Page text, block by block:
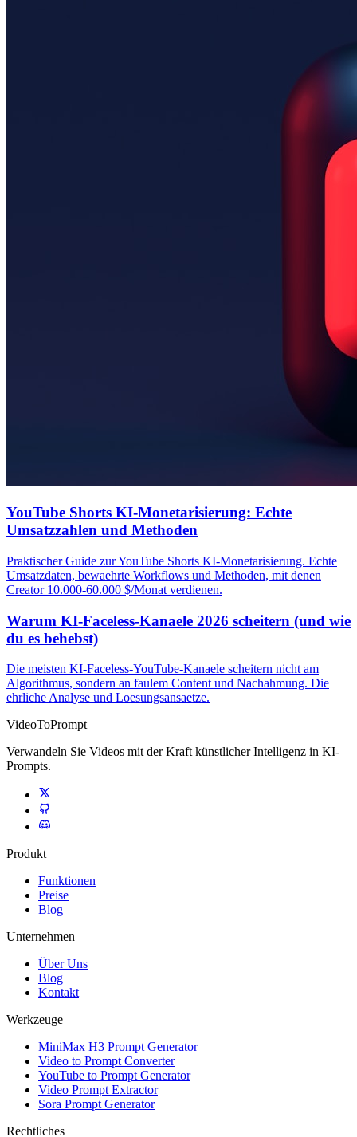
YouTube Shorts KI-Monetarisierung: Echte
Umsatzzahlen und Methoden
Praktischer Guide zur YouTube Shorts KI-Monetarisierung. Echte
Umsatzdaten, bewaehrte Workflows und Methoden, mit denen
Creator 10.000-60.000 $/Monat verdienen.
Warum KI-Faceless-Kanaele 2026 scheitern (und wie
du es behebst)
Die meisten KI-Faceless-YouTube-Kanaele scheitern nicht am
Algorithmus, sondern an faulem Content und Nachahmung. Die
ehrliche Analyse und Loesungsansaetze.
VideoToPrompt
Verwandeln Sie Videos mit der Kraft künstlicher Intelligenz in KI-
Prompts.
Produkt
Funktionen
Preise
Blog
Unternehmen
Über Uns
Blog
Kontakt
Werkzeuge
MiniMax H3 Prompt Generator
Video to Prompt Converter
YouTube to Prompt Generator
Video Prompt Extractor
Sora Prompt Generator
Rechtliches